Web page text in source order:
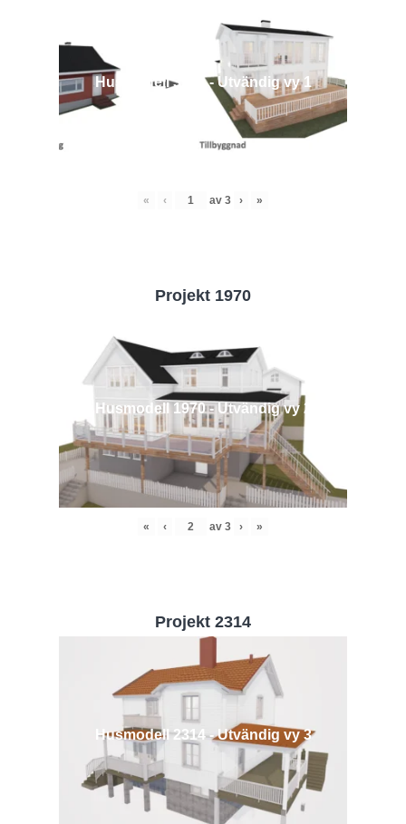
Husmodell 3104 - Utvändig vy 1
« ‹ av 3 › »
Projekt 1970
Husmodell 1970 - Utvändig vy 2
« ‹ av 3 › »
Projekt 2314
Husmodell 2314 - Utvändig vy 3